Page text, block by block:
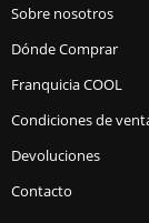
Sobre nosotros
Dónde Comprar
Franquicia COOL
Condiciones de
Devoluciones
Contacto